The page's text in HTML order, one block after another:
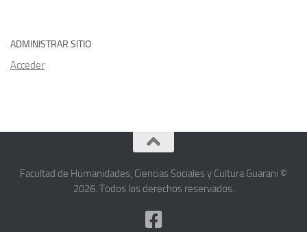
ADMINISTRAR SITIO
Acceder
Facultad de Humanidades, Ciencias Sociales y Cultura Guarani ©
2026. Todos los derechos reservados.